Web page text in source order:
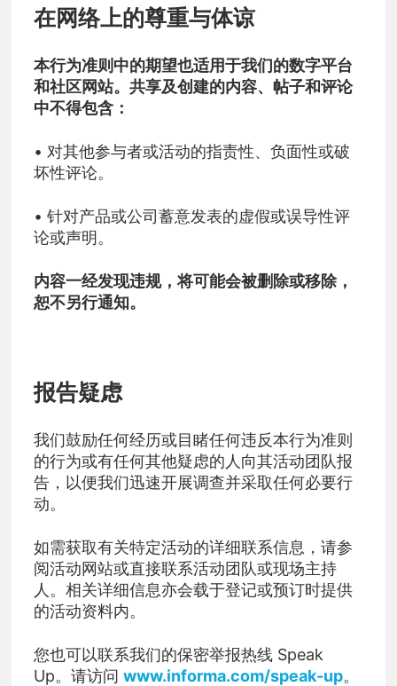
在网络上的尊重与体谅
本行为准则中的期望也适用于我们的数字平台
和社区网站。共享及创建的内容、帖子和评论
中不得包含：
• 对其他参与者或活动的指责性、负面性或破
坏性评论。
• 针对产品或公司蓄意发表的虚假或误导性评
论或声明。
内容一经发现违规，将可能会被删除或移除，
恕不另行通知。
报告疑虑
我们鼓励任何经历或目睹任何违反本行为准则
的行为或有任何其他疑虑的人向其活动团队报
告，以便我们迅速开展调查并采取任何必要行
动。
如需获取有关特定活动的详细联系信息，请参
阅活动网站或直接联系活动团队或现场主持
人。相关详细信息亦会载于登记或预订时提供
的活动资料内。
您也可以联系我们的保密举报热线 Speak
Up。请访问www.informa.com/speak-up。